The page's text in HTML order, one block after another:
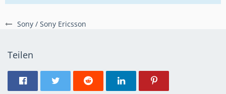
Sony / Sony Ericsson
Teilen